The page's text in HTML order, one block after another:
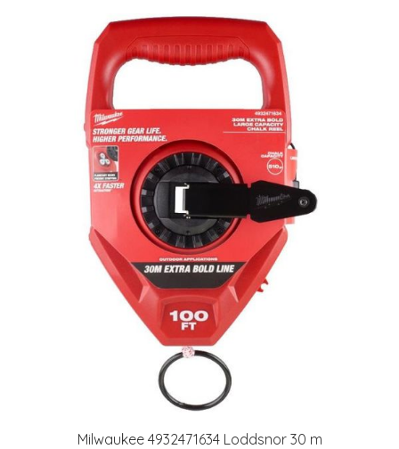
Milwaukee 4932471634 Loddsnor 30 m